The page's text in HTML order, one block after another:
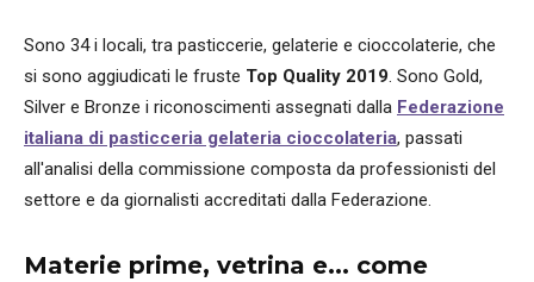
Sono 34 i locali, tra pasticcerie, gelaterie e cioccolaterie, che
si sono aggiudicati le fruste Top Quality 2019. Sono Gold,
Silver e Bronze i riconoscimenti assegnati dalla Federazione
italiana di pasticceria gelateria cioccolateria, passati
all'analisi della commissione composta da professionisti del
settore e da giornalisti accreditati dalla Federazione.
Materie prime, vetrina e... come